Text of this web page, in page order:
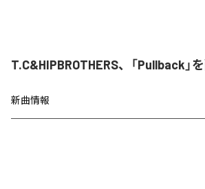
T.C&HIPBROTHERS、「Pullback」
新曲情報